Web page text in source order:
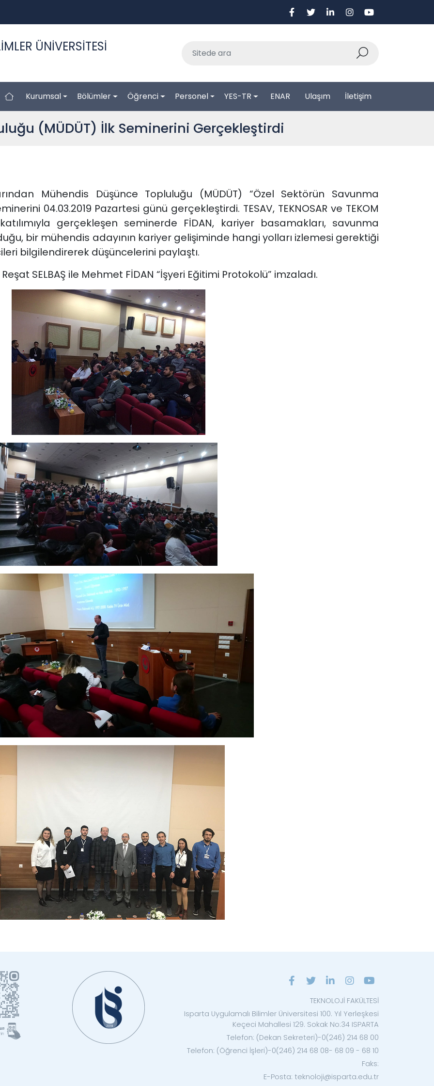
ÜNİVERSİTESİ
Kurumsal Bölümler Öğrenci Personel YES-TR ENAR Ulaşım İletişim
(MÜDÜT) İlk Seminerini Gerçekleştirdi
Mühendis Düşünce Topluluğu (MÜDÜT) “Özel Sektörün Savunma
04.03.2019 Pazartesi günü gerçekleştirdi. TESAV, TEKNOSAR ve TEKOM
gerçekleşen seminerde FİDAN, kariyer basamakları, savunma
bir mühendis adayının kariyer gelişiminde hangi yolları izlemesi gerektiği
bilgilendirerek düşüncelerini paylaştı.
SELBAŞ ile Mehmet FİDAN “İşyeri Eğitimi Protokolü” imzaladı.
TEKNOLOJİ FAKÜLTESİ
Isparta Uygulamalı Bilimler Üniversitesi 100. Yıl Yerleşkesi
Keçeci Mahallesi 129. Sokak No:34 ISPARTA
Telefon: (Dekan Sekreteri)-0(246) 214 68 00
Telefon: (Öğrenci İşleri)-0(246) 214 68 08- 68 09 - 68 10
Faks:
E-Posta: teknoloji@isparta.edu.tr